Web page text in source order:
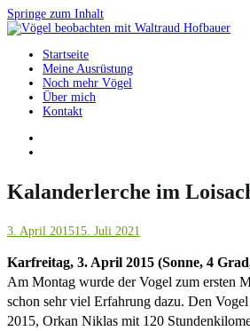
Springe zum Inhalt
Vögel beobachten mit Waltraud
Startseite
Meine Ausrüstung
Noch mehr Vögel
Über mich
Kontakt
Kalanderlerche im
3. April 201515. Juli 2021
Karfreitag, 3. April 2015 (Sonne, 4
Am Montag wurde der Vogel zum ersten
schon sehr viel Erfahrung dazu. Den
2015, Orkan Niklas mit 120